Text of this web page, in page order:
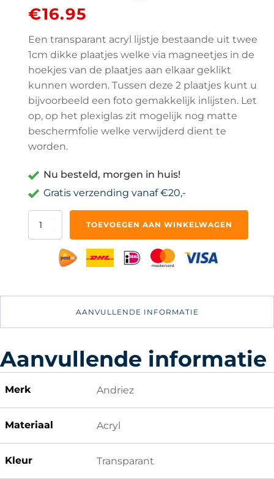
€16.95
Een transparant acryl lijstje bestaande uit twee
1cm dikke plaatjes welke via magneetjes in de
hoekjes van de plaatjes aan elkaar geklikt
kunnen worden. Tussen deze 2 plaatjes kunt u
bijvoorbeeld een foto gemakkelijk inlijsten. Let
op, op het plexiglas zit mogelijk nog matte
beschermfolie welke verwijderd dient te
worden.
Nu besteld, morgen in huis!
Gratis verzending vanaf €20,-
Acryl
TOEVOEGEN AAN WINKELWAGEN
AANVULLENDE INFORMATIE
Aanvullende informatie
Merk Andriez
Materiaal Acryl
Kleur Transparant